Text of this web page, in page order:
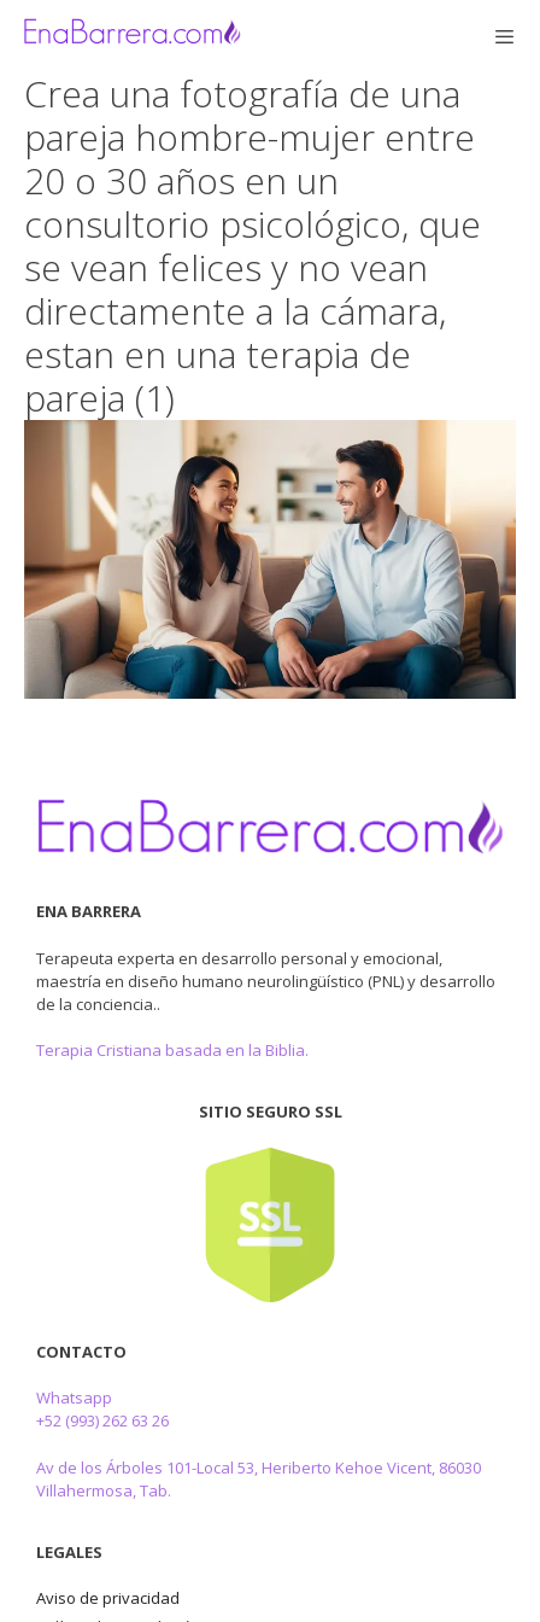
Saltar
Crea una fotografía de una
pareja hombre-mujer entre
20 o 30 años en un
consultorio psicológico, que
se vean felices y no vean
directamente a la cámara,
estan en una terapia de
pareja (1)
ENA BARRERA
Terapeuta experta en desarrollo personal y emocional,
maestría en diseño humano neurolingüístico (PNL) y desarrollo
de la conciencia..
Terapia Cristiana basada en la Biblia.
SITIO SEGURO SSL
CONTACTO
Whatsapp
+52 (993) 262 63 26
Av de los Árboles 101-Local 53, Heriberto Kehoe Vicent, 86030
Villahermosa, Tab.
LEGALES
Aviso de privacidad